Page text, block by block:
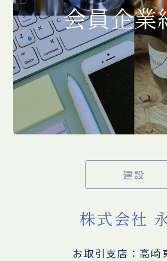
会員企業
建設
株式会社
お取引支店：高崎